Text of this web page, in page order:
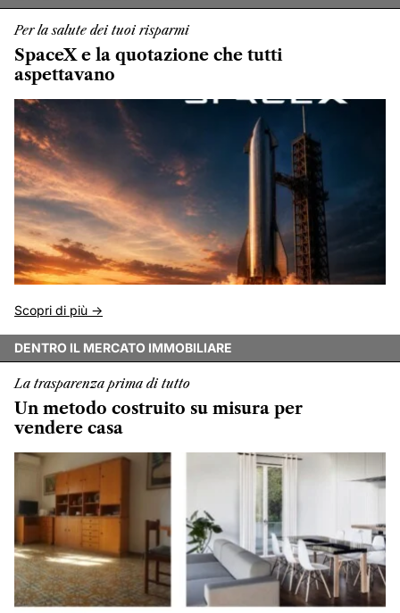
Per la salute dei tuoi risparmi
SpaceX e la quotazione che tutti
aspettavano
Scopri di più ->
DENTRO IL MERCATO IMMOBILIARE
La trasparenza prima di tutto
Un metodo costruito su misura per
vendere casa